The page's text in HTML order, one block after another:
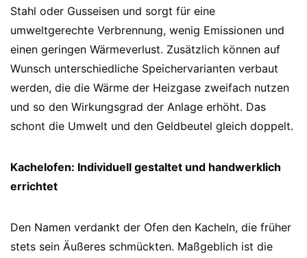
Stahl oder Gusseisen und sorgt für eine
umweltgerechte Verbrennung, wenig Emissionen und
einen geringen Wärmeverlust. Zusätzlich können auf
Wunsch unterschiedliche Speichervarianten verbaut
werden, die die Wärme der Heizgase zweifach nutzen
und so den Wirkungsgrad der Anlage erhöht. Das
schont die Umwelt und den Geldbeutel gleich doppelt.
Kachelofen: Individuell gestaltet und handwerklich
errichtet
Den Namen verdankt der Ofen den Kacheln, die früher
stets sein Äußeres schmückten. Maßgeblich ist die